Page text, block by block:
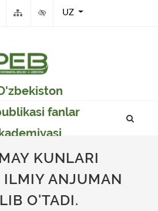
UZ
fanlar
va o'simlikar
instituti
KUNLARI
ILMIY ANJUMAN
O'TADI.